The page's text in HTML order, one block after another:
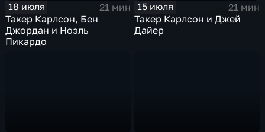
18 июля
21 мин
Такер Карлсон, Бен
Джордан и Ноэль
Пикардо
15 июля
21 мин
Такер Карлсон и Джей
Дайер